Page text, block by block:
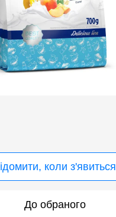
коли з'явиться
До обраного